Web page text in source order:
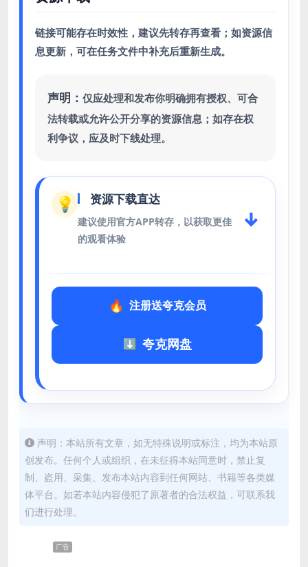
链接可能存在时效性，建议先转存再查看；如资源信
息更新，可在任务文件中补充后重新生成。
声明： 仅应处理和发布你明确拥有授权、可合
法转载或允许公开分享的资源信息；如存在权
利争议，应及时下线处理。
💡 资源下载直达
建议使用官方APP转存，以获取更佳
的观看体验
↓
注册送夸克会员
夸克网盘
声明：本站所有文章，如无特殊说明或标注，均为本站原
创发布。任何个人或组织，在未征得本站同意时，禁止复
制、盗用、采集、发布本站内容到任何网站、书籍等各类媒
体平台。如若本站内容侵犯了原著者的合法权益，可联系我
们进行处理。
广告